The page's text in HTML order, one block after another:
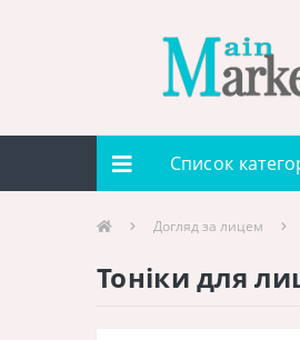
Список
Догляд за лицем
Тоніки для